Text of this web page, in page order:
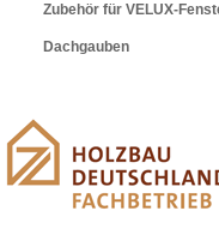
Zubehör für VELUX-
Dachgauben